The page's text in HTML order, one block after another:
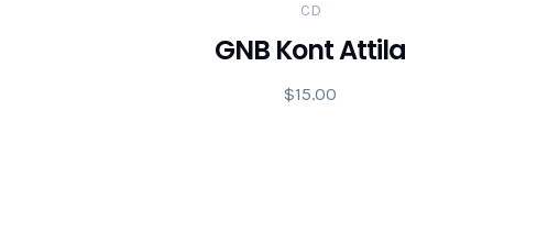
CD
GNB Kont Attila
$15.00